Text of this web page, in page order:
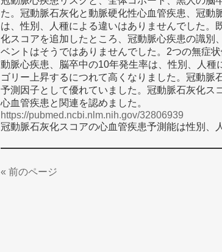
た。冠動脈石灰化と動脈硬化性心血管疾患、冠動
は、性別、人種による違いはありませんでした。
化スコアを追加したところ、冠動脈心疾患の識別
ベントはそうではありませんでした。2つの無症
動脈心疾患、脳卒中の10年発生率は、性別、人種
ゴリー上昇するにつれて高くなりました。冠動脈
予測因子として優れていました。冠動脈石灰化ス
心血管疾患と関連を認めました。
https://pubmed.ncbi.nlm.nih.gov/32806939
冠動脈石灰化スコアの心血管疾患予測能は性別、
« 前のページ